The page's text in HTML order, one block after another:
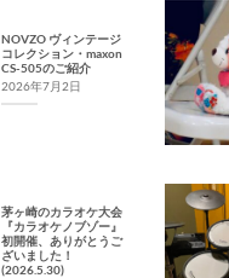
NOVZO ヴィンテージ
コレクション・maxon
CS-505のご紹介
2026年7月2日
茅ヶ崎のカラオケ大会
『カラオケノブゾー』
初開催、ありがとうご
ざいました！
(2026.5.30)